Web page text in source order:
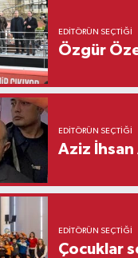
EDITÖRÜN SEÇTIĞI
Özgür
EDITÖRÜN SEÇTIĞI
Aziz İhsan
EDITÖRÜN SEÇTIĞI
Çocuklar